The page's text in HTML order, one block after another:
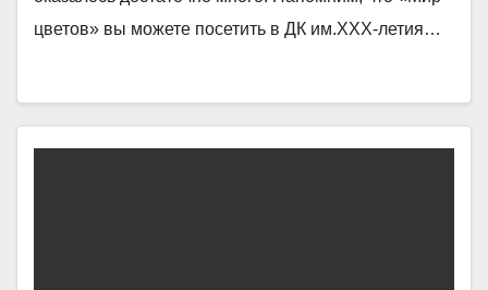
цветов» вы можете посетить в ДК им.ХХХ-летия…